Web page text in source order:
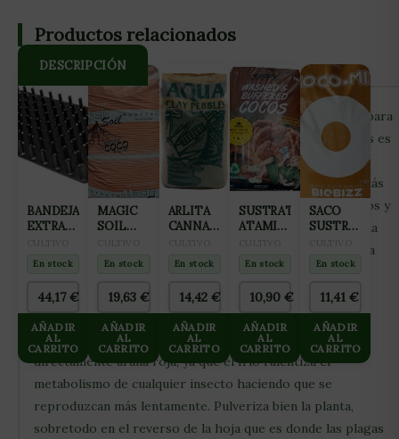
DESCRIPCIÓN
Plant Vitality Plus de BAC es un fortalecedor de plantas para
fase de crecimiento o floración. Sus principales objetivos es
prevenir plagas y reducir el estrés curativo tras haber
sufrido plaga, ayudando a que las plantas se recuperen más
rápido. Es muy efectivo contra la araña roja adulta, huevos y
larvas. Tratamiento para plagas y araña roja de BAC Actúa
por contacto (no es sistémico) y gracias a su concentrada
formulación Plant Vitality Plus notaremos sus resultados
desde la primera aplicación. Es un producto bioquímico
totalmente orgánico. Un consejo para potenciar su
efectividad es utilizar agua fría si vamos a tratar
directamente araña roja, ya que el frío ralentiza el
metabolismo de cualquier insecto haciendo que se
reproduzcan más lentamente. Pulveriza bien la planta,
sobretodo en el reverso de la hoja que es donde las plagas
Productos relacionados
BANDEJA
EXTRACCION
ALVEOLOS
En stock
44,17€
AÑADIR
AL
CARRITO
MAGIC
SOIL
PROLED
CON
105L
En stock
19,63€
AÑADIR
AL
CARRITO
ARLITA
CANNA
CLAY
PEBLES
(ARCILLA
EXPANDIDA
8×16)
En stock
14,42 €
AÑADIR
AL
CARRITO
SUSTRATO
ATAMI
WASHED
&
50 L
En stock
10,90 €
AÑADIR
AL
CARRITO
SACO
SUSTRATO
MIX 50L
BIOBIZZ
En stock
11,41€
AÑADIR
AL
CARRITO